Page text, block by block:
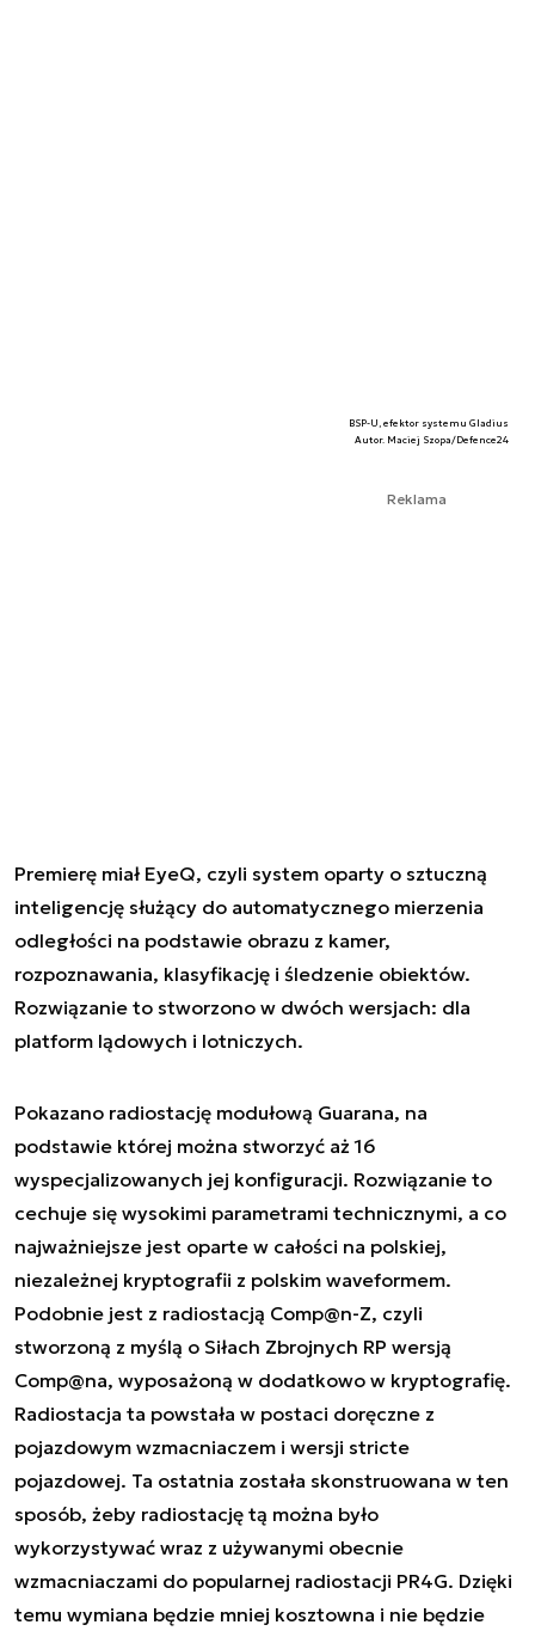
BSP-U, efektor systemu Gladius
Autor. Maciej Szopa/Defence24
Reklama
Premierę miał EyeQ, czyli system oparty o sztuczną
inteligencję służący do automatycznego mierzenia
odległości na podstawie obrazu z kamer,
rozpoznawania, klasyfikację i śledzenie obiektów.
Rozwiązanie to stworzono w dwóch wersjach: dla
platform lądowych i lotniczych.
Pokazano radiostację modułową Guarana, na
podstawie której można stworzyć aż 16
wyspecjalizowanych jej konfiguracji. Rozwiązanie to
cechuje się wysokimi parametrami technicznymi, a co
najważniejsze jest oparte w całości na polskiej,
niezależnej kryptografii z polskim waveformem.
Podobnie jest z radiostacją Comp@n-Z, czyli
stworzoną z myślą o Siłach Zbrojnych RP wersją
Comp@na, wyposażoną w dodatkowo w kryptografię.
Radiostacja ta powstała w postaci doręczne z
pojazdowym wzmacniaczem i wersji stricte
pojazdowej. Ta ostatnia została skonstruowana w ten
sposób, żeby radiostację tą można było
wykorzystywać wraz z używanymi obecnie
wzmacniaczami do popularnej radiostacji PR4G. Dzięki
temu wymiana będzie mniej kosztowna i nie będzie